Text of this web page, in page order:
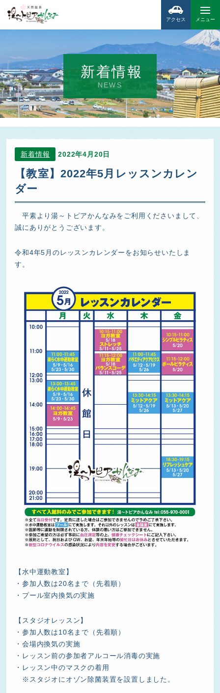
メニュー
アクセス
新着情報
NEWS
新着情報 2022年4月20日
【教室】2022年5月レッスンカレン
ダー
平素より湯～トピアかんなみをご利用くださいまして、
誠にありがとうございます。
令和4年5月のレッスンカレンダーをお知らせいたしま
す。
【水中運動教室】
・参加人数は20名まで（先着順）
・プール室内換気の実施
【スタジオレッスン】
・参加人数は10名まで（先着順）
・会場内換気の実施
・レッスン前の参加者アルコール消毒の実施
・レッスン中のマスクの着用
※スタジオにオゾン除菌装置を設置しました。